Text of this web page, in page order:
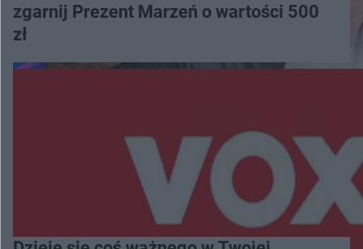
zgarnij Prezent Marzeń o wartości 500
zł